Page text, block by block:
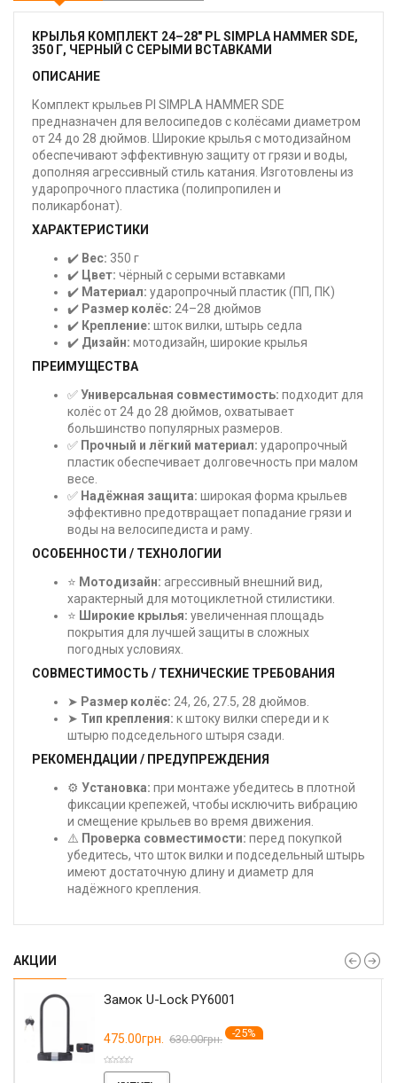
КРЫЛЬЯ КОМПЛЕКТ 24–28" PL SIMPLA HAMMER SDE,
350 Г, ЧЕРНЫЙ С СЕРЫМИ ВСТАВКАМИ
ОПИСАНИЕ
Комплект крыльев Pl SIMPLA HAMMER SDE
предназначен для велосипедов с колёсами диаметром
от 24 до 28 дюймов. Широкие крылья с мотодизайном
обеспечивают эффективную защиту от грязи и воды,
дополняя агрессивный стиль катания. Изготовлены из
ударопрочного пластика (полипропилен и
поликарбонат).
ХАРАКТЕРИСТИКИ
✔️ Вес: 350 г
✔️ Цвет: чёрный с серыми вставками
✔️ Материал: ударопрочный пластик (ПП, ПК)
✔️ Размер колёс: 24–28 дюймов
✔️ Крепление: шток вилки, штырь седла
✔️ Дизайн: мотодизайн, широкие крылья
ПРЕИМУЩЕСТВА
✅Универсальная совместимость: подходит для
колёс от 24 до 28 дюймов, охватывает
большинство популярных размеров.
✅ Прочный и лёгкий материал: ударопрочный
пластик обеспечивает долговечность при малом
весе.
✅ Надёжная защита: широкая форма крыльев
эффективно предотвращает попадание грязи и
воды на велосипедиста и раму.
ОСОБЕННОСТИ / ТЕХНОЛОГИИ
⭐ Мотодизайн: агрессивный внешний вид,
характерный для мотоциклетной стилистики.
⭐ Широкие крылья: увеличенная площадь
покрытия для лучшей защиты в сложных
погодных условиях.
СОВМЕСТИМОСТЬ / ТЕХНИЧЕСКИЕ ТРЕБОВАНИЯ
➤ Размер колёс: 24, 26, 27.5, 28 дюймов.
➤ Тип крепления: к штоку вилки спереди и к
штырю подседельного штыря сзади.
РЕКОМЕНДАЦИИ / ПРЕДУПРЕЖДЕНИЯ
⚙️ Установка: при монтаже убедитесь в плотной
фиксации крепежей, чтобы исключить вибрацию
и смещение крыльев во время движения.
⚠️ Проверка совместимости: перед покупкой
убедитесь, что шток вилки и подседельный штырь
имеют достаточную длину и диаметр для
надёжного крепления.
АКЦИИ
Замок U-Lock PY6001
475.00грн. 630.00грн. -25%